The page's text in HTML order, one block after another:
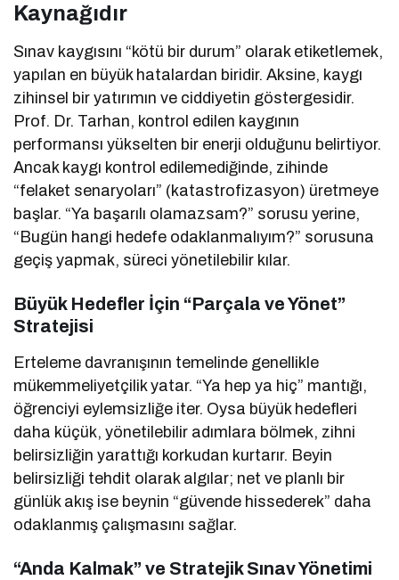
Kaynağıdır
Sınav kaygısını “kötü bir durum” olarak etiketlemek,
yapılan en büyük hatalardan biridir. Aksine, kaygı
zihinsel bir yatırımın ve ciddiyetin göstergesidir.
Prof. Dr. Tarhan, kontrol edilen kaygının
performansı yükselten bir enerji olduğunu belirtiyor.
Ancak kaygı kontrol edilemediğinde, zihinde
“felaket senaryoları” (katastrofizasyon) üretmeye
başlar. “Ya başarılı olamazsam?” sorusu yerine,
“Bugün hangi hedefe odaklanmalıyım?” sorusuna
geçiş yapmak, süreci yönetilebilir kılar.
Büyük Hedefler İçin “Parçala ve Yönet”
Stratejisi
Erteleme davranışının temelinde genellikle
mükemmeliyetçilik yatar. “Ya hep ya hiç” mantığı,
öğrenciyi eylemsizliğe iter. Oysa büyük hedefleri
daha küçük, yönetilebilir adımlara bölmek, zihni
belirsizliğin yarattığı korkudan kurtarır. Beyin
belirsizliği tehdit olarak algılar; net ve planlı bir
günlük akış ise beynin “güvende hissederek” daha
odaklanmış çalışmasını sağlar.
“Anda Kalmak” ve Stratejik Sınav Yönetimi